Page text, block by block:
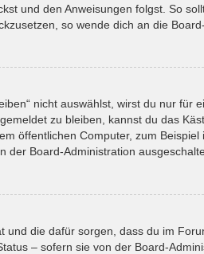
und den Anweisungen folgst. So
so wende dich an die
nicht auswählst, wirst du nur für
zu bleiben, kannst du das
öffentlichen Computer, zum
der Board-Administration
und die dafür sorgen, dass du im
– sofern sie von der Board-